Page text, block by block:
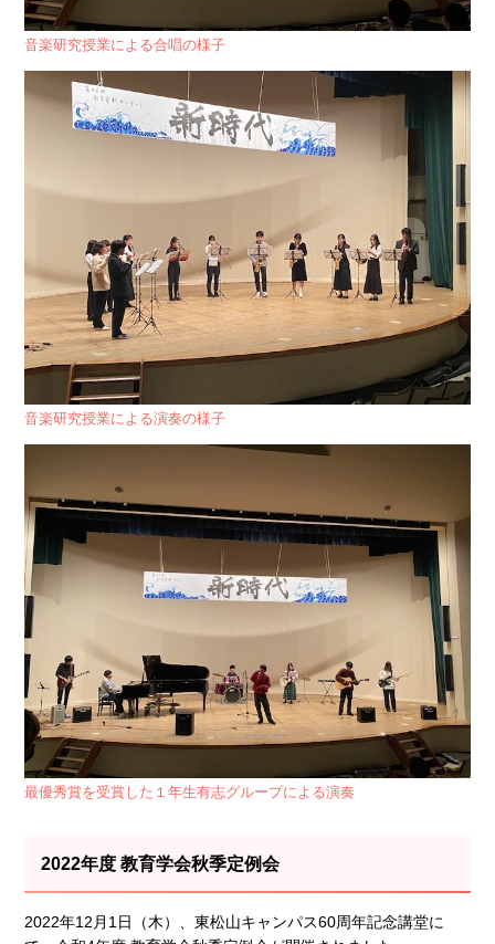
音楽研究授業による合唱の様子
音楽研究授業による演奏の様子
最優秀賞を受賞した１年生有志グループによる演奏
2022年度 教育学会秋季定例会
2022年12月1日（木）、東松山キャンパス60周年記念講堂に